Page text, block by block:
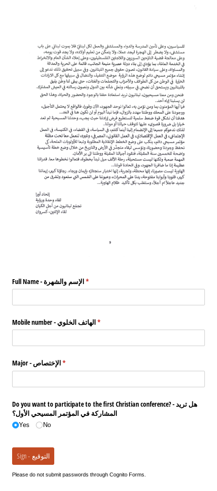
Full Name - الإسم والشهرة*
(required)
Mobile number - الهاتف الخلوي*
(required)
Major - الإختصاص*
(required)
Do you want to participate to the first Christian conference? - هل تريد
المشاركة في المؤتمر المسيحي الأول؟
Yes No
Sign - التوقيع
Please do not submit passwords through Cognito Forms.